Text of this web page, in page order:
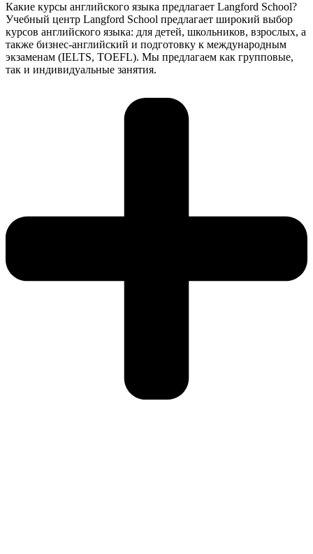
Какие курсы английского языка предлагает Langford School?
Учебный центр Langford School предлагает широкий выбор
курсов английского языка: для детей, школьников, взрослых, а
также бизнес-английский и подготовку к международным
экзаменам (IELTS, TOEFL). Мы предлагаем как групповые,
так и индивидуальные занятия.